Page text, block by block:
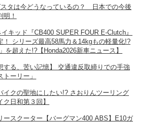
スタは今どうなっているの？ 日本での今後
明！
イキッド『CB400 SUPER FOUR E-Clutch』
！ シリーズ最高58馬力＆14kgもの軽量化!?
を超えた!?【Honda2026新車ニュース】
する、苦い記憶】 交通違反取締りでの手強
ーリー」
イクの聖地にしたい!? さおりんツーリング
日和第３回】
ースクーター【バーグマン400 ABS】E10ガ